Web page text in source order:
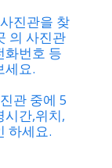
진관을 찾
의 사진관
화번호 등
세요.
관 중에 5
시간,위치,
하세요.